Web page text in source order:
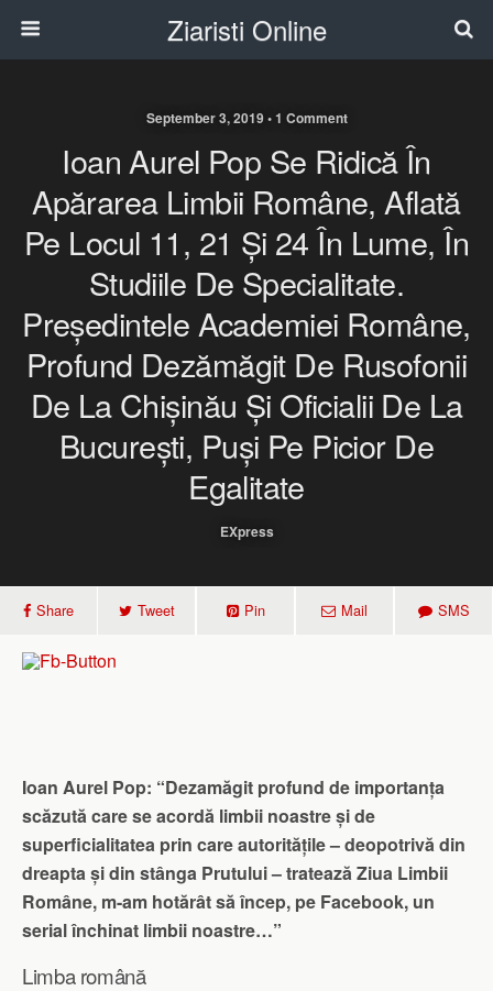
Ziaristi Online
September 3, 2019 • 1 Comment
Ioan Aurel Pop Se Ridică În
Apărarea Limbii Române, Aflată
Pe Locul 11, 21 Și 24 În Lume, În
Studiile De Specialitate.
Președintele Academiei Române,
Profund Dezămăgit De Rusofonii
De La Chișinău Și Oficialii De La
București, Puși Pe Picior De
Egalitate
EXpress
Share Tweet Pin Mail SMS
Ioan Aurel Pop: “Dezamăgit profund de importanța
scăzută care se acordă limbii noastre și de
superficialitatea prin care autoritățile – deopotrivă din
dreapta și din stânga Prutului – tratează Ziua Limbii
Române, m-am hotărât să încep, pe Facebook, un
serial închinat limbii noastre…”
Limba română